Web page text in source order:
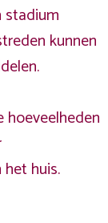
kunnen
huis.